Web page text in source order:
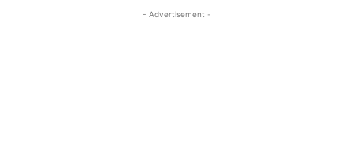
- Advertisement -